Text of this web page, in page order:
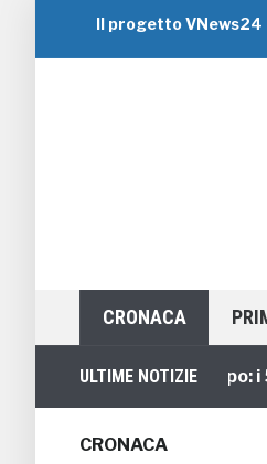
Il progetto VNews24
CRONACA
ULTIME NOTIZIE
Viaggi di Gruppo: i 5
CRONACA